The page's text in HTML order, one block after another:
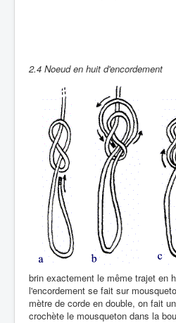
2.4 Noeud en huit d'encordement
brin exactement le même trajet en
l'encordement se fait sur
mètre de corde en double, on fait
crochète le mousqueton dans la